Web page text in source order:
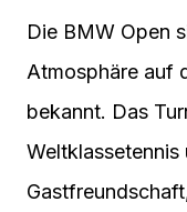
Die BMW Open
Atmosphäre auf
bekannt. Das